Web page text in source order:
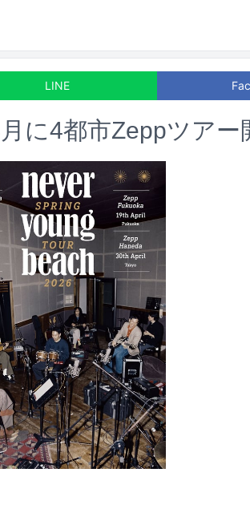
LINE
に4都市Zeppツアー